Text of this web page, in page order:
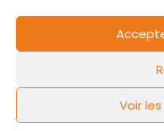
Voir
Mentions légales